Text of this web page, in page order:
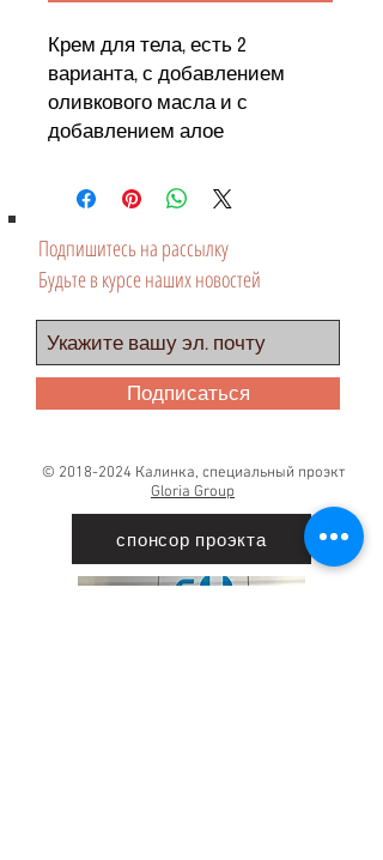
Крем для тела, есть 2
варианта, с добавлением
оливкового масла и с
добавлением алое
Подпишитесь на рассылку
Будьте в курсе наших новостей
Подписаться
© 2018-2024 Калинка, специальный проэкт
Gloria Group
спонсор проэкта